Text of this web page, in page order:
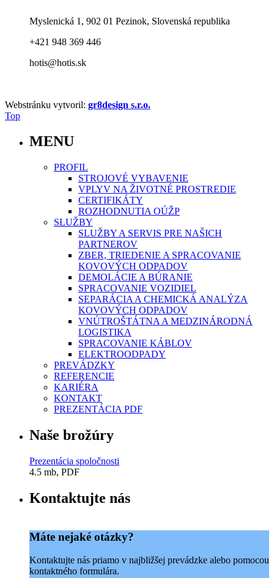
Myslenická 1, 902 01 Pezinok, Slovenská republika
+421 948 369 446
hotis@hotis.sk
Webstránku vytvoril: gr8design s.r.o.
Top
MENU
PROFIL
STROJOVÉ VYBAVENIE
VPLYV NA ŽIVOTNÉ PROSTREDIE
CERTIFIKÁTY
ROZHODNUTIA OÚŽP
SLUŽBY
SLUŽBY A SERVIS PRE NAŠICH
PARTNEROV
ZBER, TRIEDENIE A SPRACOVANIE
KOVOVÝCH ODPADOV
DEMOLÁCIE A BÚRANIE
SPRACOVANIE VOZIDIEL
SEPARÁCIA A CHEMICKÁ ANALÝZA
KOVOVÝCH ODPADOV
VNÚTROŠTÁTNA A MEDZINÁRODNÁ
LOGISTIKA
SPRACOVANIE KÁBLOV
ELEKTROODPADY
PREVÁDZKY
REFERENCIE
KARIÉRA
KONTAKT
PREZENTÁCIA PDF
Naše brožúry
Prezentácia spoločnosti
4.5 mb, PDF
Kontaktujte nás
Máte nejaké otázky?
Kontaktujte nás priamo v najbližšej prevádzke alebo pomocou
kontaktného formulára.